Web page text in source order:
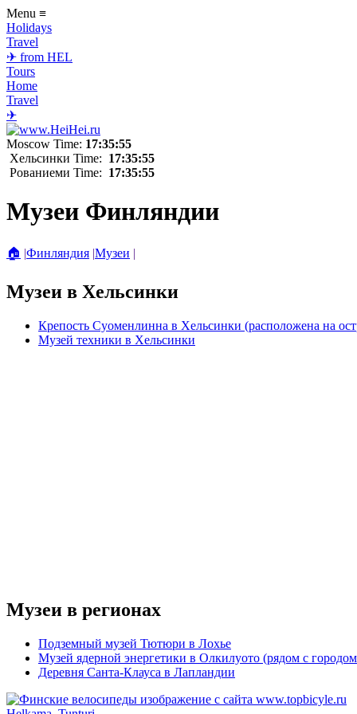
Menu ≡
Holidays
Travel
✈ from HEL
Tours
Home
Travel
✈
Moscow Time: 17:35:55
Хельсинки Time: 17:35:55
Рованиеми Time: 17:35:55
Музеи Финляндии
🏠 |Финляндия |Музеи |
Музеи в Хельсинки
Крепость Суоменлинна в Хельсинки (расположена на
Музей техники в Хельсинки
Музеи в регионах
Подземный музей Тютюри в Лохье
Музей ядерной энергетики в Олкилуото (рядом с
Деревня Санта-Клауса в Лапландии